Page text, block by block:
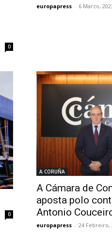
0
europapress - 6 Marzo,
0
A CORUÑA
A Cámara de
aposta polo
Antonio
europapress - 24 Febreiro,